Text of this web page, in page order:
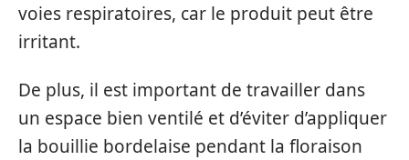
voies respiratoires, car le produit peut être
irritant.
De plus, il est important de travailler dans
un espace bien ventilé et d’éviter d’appliquer
la bouillie bordelaise pendant la floraison